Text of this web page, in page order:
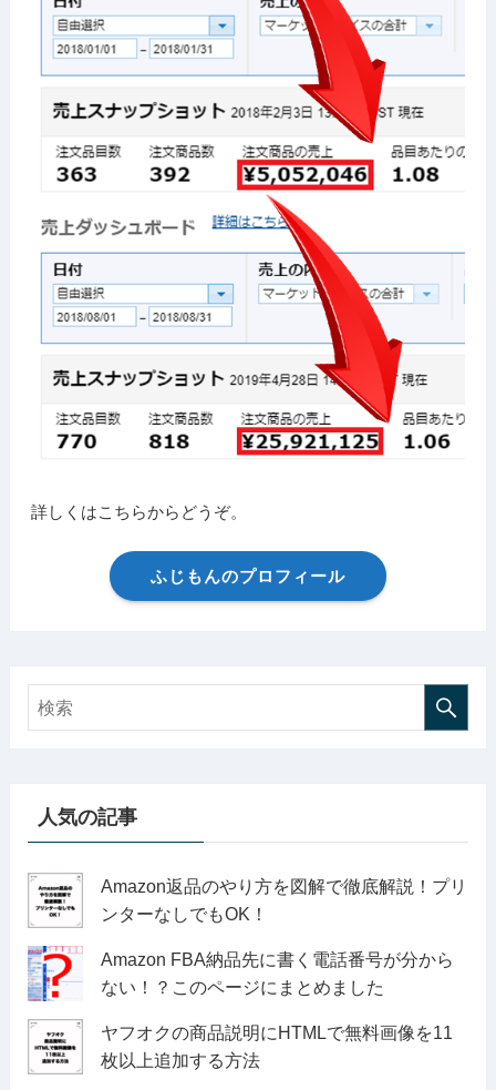
詳しくはこちらからどうぞ。
ふじもんのプロフィール
人気の記事
Amazon返品のやり方を図解で徹底解説！プリ
ンターなしでもOK！
Amazon FBA納品先に書く電話番号が分から
ない！？このページにまとめました
ヤフオクの商品説明にHTMLで無料画像を11
枚以上追加する方法